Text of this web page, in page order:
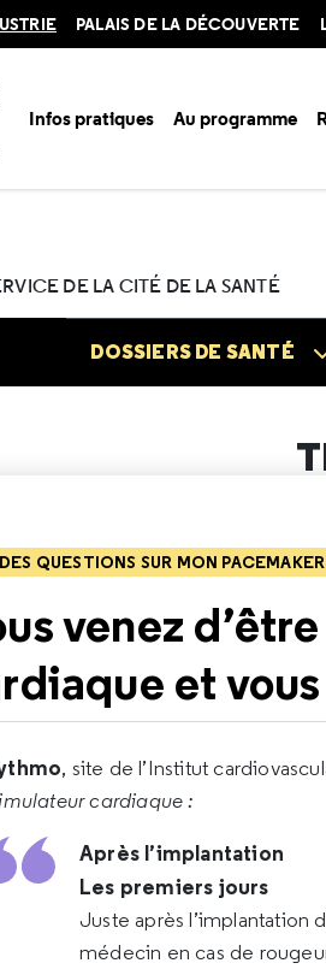
PALAIS DE LA DÉCOUVERTE
Infos pratiques Au programme
cardiaque et vous vous
DE LA CITÉ DE LA SANTÉ
DOSSIERS DE SANTÉ
QUESTIONS SUR MON
venez
et
, site de l’Institut
cardiaque :
Après l’implantation
Les premiers jours
Juste après l’implantation
médecin en cas de